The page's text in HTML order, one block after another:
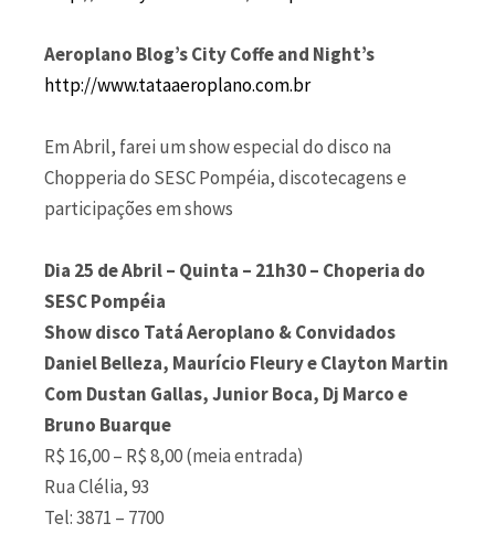
Aeroplano Blog’s City Coffe and Night’s
http://www.tataaeroplano.com.br
Em Abril, farei um show especial do disco na
Chopperia do SESC Pompéia, discotecagens e
participações em shows
Dia 25 de Abril – Quinta – 21h30 – Choperia do
SESC Pompéia
Show disco Tatá Aeroplano & Convidados
Daniel Belleza, Maurício Fleury e Clayton Martin
Com Dustan Gallas, Junior Boca, Dj Marco e
Bruno Buarque
R$ 16,00 – R$ 8,00 (meia entrada)
Rua Clélia, 93
Tel: 3871 – 7700